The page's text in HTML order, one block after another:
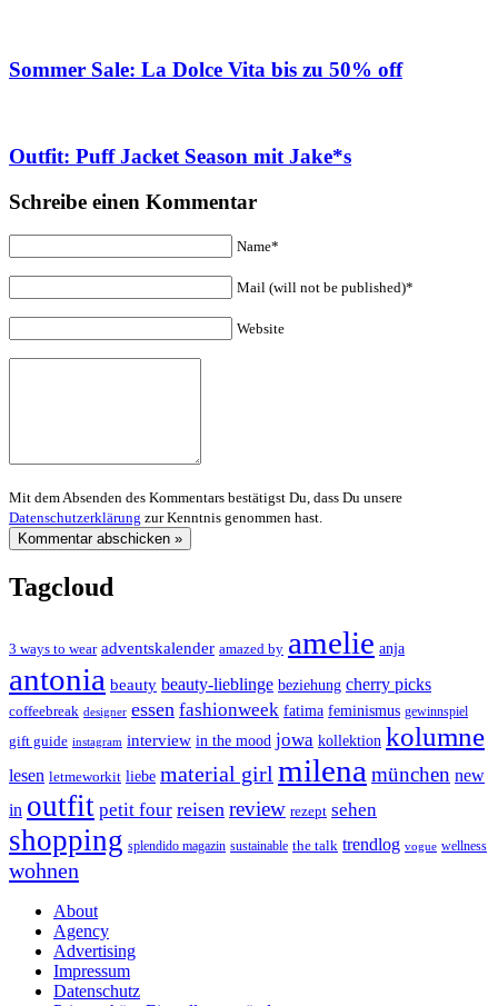
Sommer Sale: La Dolce Vita bis zu 50% off
Outfit: Puff Jacket Season mit Jake*s
Schreibe einen Kommentar
Name*
Mail (will not be published)*
Website
Mit dem Absenden des Kommentars bestätigst Du, dass Du unsere
Datenschutzerklärung zur Kenntnis genommen hast.
Tagcloud
3 ways to wear adventskalender amazed by amelie anja
antonia beauty beauty-lieblinge beziehung cherry picks
coffeebreak designer essen fashionweek fatima feminismus gewinnspiel
gift guide instagram interview in the mood jowa kollektion kolumne
lesen letmeworkit liebe material girl milena münchen new
in outfit petit four reisen review rezept sehen
shopping splendido magazin sustainable the talk trendlog vogue wellness
wohnen
About
Agency
Advertising
Impressum
Datenschutz